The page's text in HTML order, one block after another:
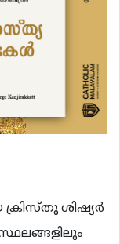
ക്രിസ്തു ശിഷ്യര്‍